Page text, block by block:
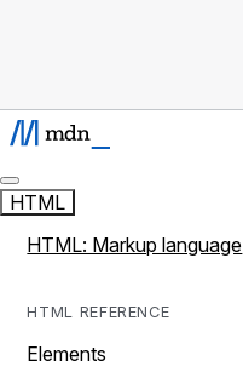
HTML
HTML: Markup language
HTML REFERENCE
Elements